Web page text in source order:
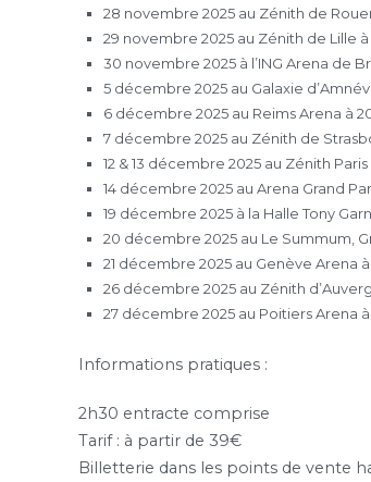
28 novembre 2025 au Zénith de
29 novembre 2025 au Zénith de Lille à
30 novembre 2025 à l’ING Arena de
5 décembre 2025 au Galaxie
6 décembre 2025 au Reims Arena à
7 décembre 2025 au Zénith de
12 & 13 décembre 2025 au Zénith
14 décembre 2025 au Arena Grand
19 décembre 2025 à la Halle Tony
20 décembre 2025 au Le Summum,
21 décembre 2025 au Genève Arena à
26 décembre 2025 au Zénith
27 décembre 2025 au Poitiers Arena
Informations pratiques :
2h30 entracte comprise
Tarif : à partir de 39€
Billetterie dans les points de vente